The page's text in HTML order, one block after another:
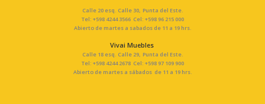
Calle 20 esq. Calle 30, Punta del Este.
Tel: +598 4244 3566 Cel: +598 96 215 000
Abierto de martes a sabados de 11 a 19 hrs.
Vivai Muebles
Calle 18 esq. Calle 29, Punta del Este.
Tel: +598 4244 2678 Cel: +598 97 109 900
Abierto de martes a sábados de 11 a 19 hrs.